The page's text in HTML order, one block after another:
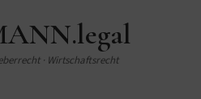
· Wirtschaftsrecht